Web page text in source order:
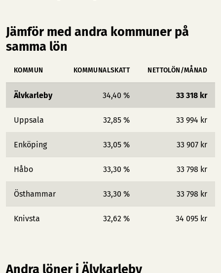
Jämför med andra kommuner på
samma lön
KOMMUN KOMMUNALSKATT NETTOLÖN/MÅNAD
Älvkarleby 34,40 % 33 318 kr
Uppsala 32,85 % 33 994 kr
Enköping 33,05 % 33 907 kr
Håbo 33,30 % 33 798 kr
Östhammar 33,30 % 33 798 kr
Knivsta 32,62 % 34 095 kr
Andra löner i Älvkarleby